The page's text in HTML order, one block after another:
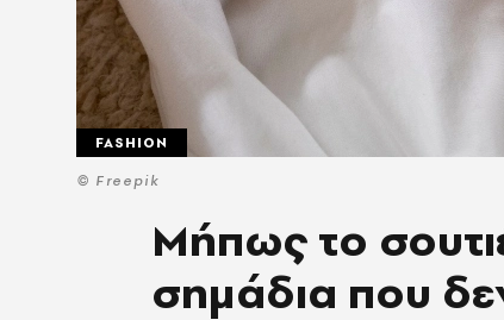
© Freepik
FASHION
Μήπως το
σημάδια που